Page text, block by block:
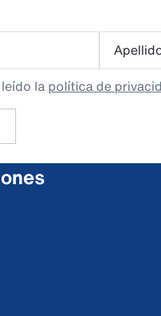
la política de